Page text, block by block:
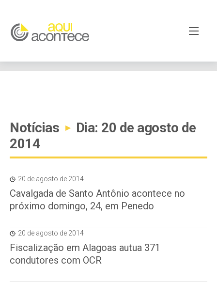
googleb82de9a22cec23e8.html
Notícias ▸
Dia: 20 de agosto de
2014
20 de agosto de 2014
Cavalgada de Santo Antônio acontece no
próximo domingo, 24, em Penedo
20 de agosto de 2014
Fiscalização em Alagoas autua 371
condutores com OCR